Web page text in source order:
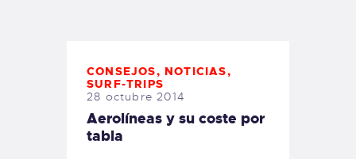
CONSEJOS, NOTICIAS,
SURF-TRIPS
28 octubre 2014
Aerolíneas y su coste por
tabla